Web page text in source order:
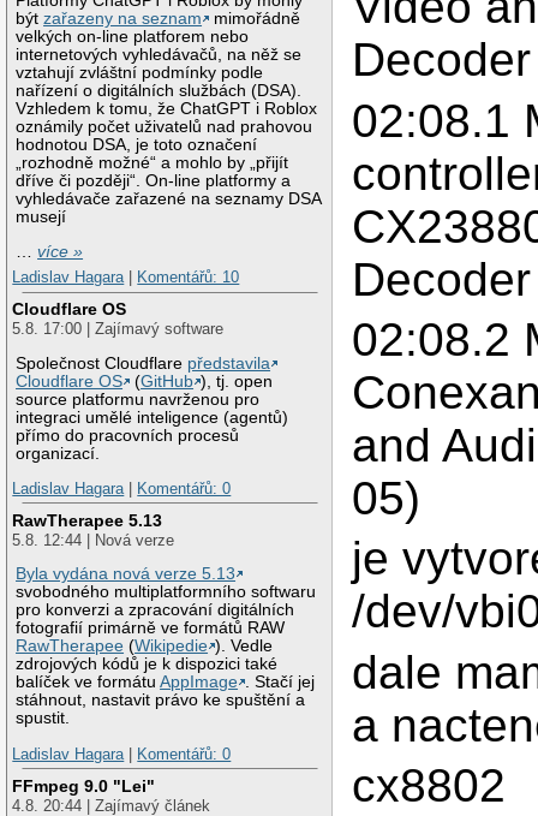
býtzařazeny na seznam
mimořádně
velkých on-line platforem nebo
internetových vyhledávačů, na něž se
vztahují zvláštní podmínky podle
nařízení o digitálních službách (DSA).
Vzhledem k tomu, že ChatGPT i Roblox
oznámily počet uživatelů nad prahovou
hodnotou DSA, je toto označení
„rozhodně možné“ a mohlo by „přijít
dříve či později“. On-line platformy a
vyhledávače zařazené na seznamy DSA
musejí
…více »
Ladislav Hagara| Komentářů: 10
Cloudflare OS
5.8. 17:00 | Zajímavý software
Společnost Cloudflare představila
Cloudflare OS
(GitHub ), tj. open
source platformu navrženou pro
integraci umělé inteligence (agentů)
přímo do pracovních procesů
organizací.
Ladislav Hagara| Komentářů: 0
RawTherapee 5.13
5.8. 12:44 | Nová verze
Byla vydána nová verze 5.13
svobodného multiplatformního softwaru
pro konverzi a zpracování digitálních
fotografií primárně ve formátů RAW
RawTherapee (Wikipedie ). Vedle
zdrojových kódů je k dispozici také
balíček ve formátuAppImage . Stačí jej
stáhnout, nastavit právo ke spuštění a
spustit.
Ladislav Hagara| Komentářů: 0
FFmpeg 9.0 "Lei"
4.8. 20:44 | Zajímavý článek
02:08.1
02:08.2
and
05)
je
/dev/
dale
a
cx8802